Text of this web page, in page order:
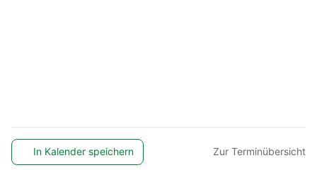
In Kalender speichern Zur Terminübersicht